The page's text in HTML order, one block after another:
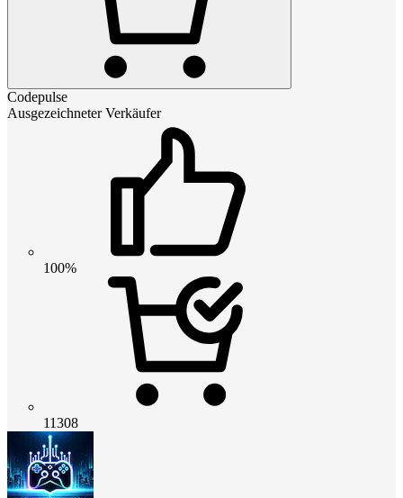
Codepulse
Ausgezeichneter Verkäufer
100%
11308